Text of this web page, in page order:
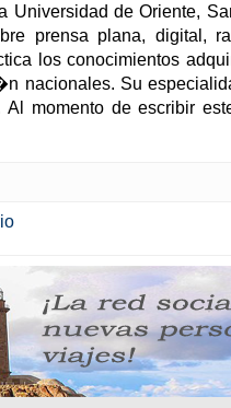
Universidad de Oriente,
prensa plana, digital,
los conocimientos
nacionales. Su
Al momento de escribir